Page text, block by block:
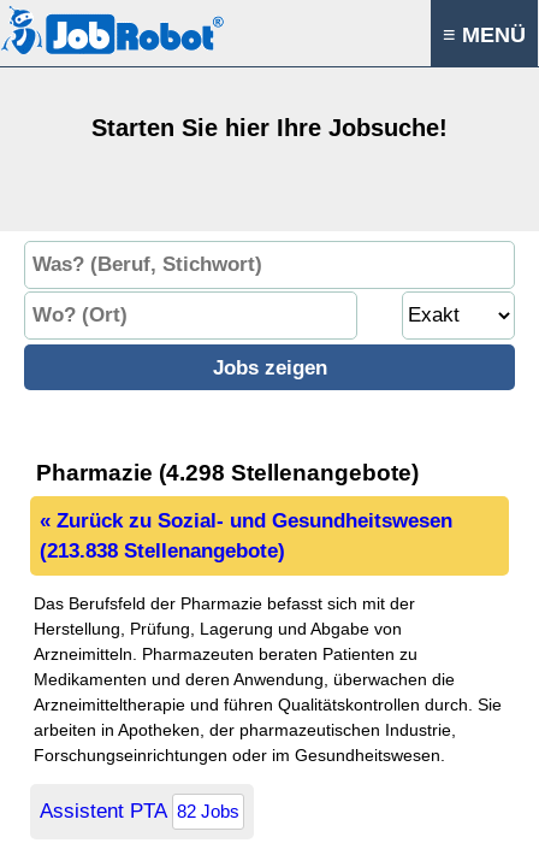
≡ MENÜ
Starten Sie hier Ihre Jobsuche!
Pharmazie (4.298 Stellenangebote)
« Zurück zu Sozial- und Gesundheitswesen
(213.838 Stellenangebote)
Das Berufsfeld der Pharmazie befasst sich mit der
Herstellung, Prüfung, Lagerung und Abgabe von
Arzneimitteln. Pharmazeuten beraten Patienten zu
Medikamenten und deren Anwendung, überwachen die
Arzneimitteltherapie und führen Qualitätskontrollen durch. Sie
arbeiten in Apotheken, der pharmazeutischen Industrie,
Forschungseinrichtungen oder im Gesundheitswesen.
Assistent PTA 82 Jobs